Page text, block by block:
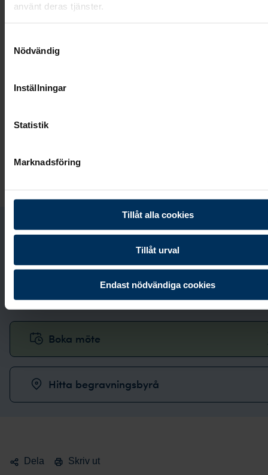
använt deras tjänster.
Nödvändig
Inställningar
Statistik
Marknadsföring
Tillåt alla cookies
Tillåt urval
Endast nödvändiga cookies
Stenmodell utformas i: Litauen
Leverantör: GRF Gravstenar
22 760 kr
Besök begravningsplaneraren
Vi svarar i telefon alla dagar i veckan:
Boka möte
Hitta begravningsbyrå
Dela Skriv ut